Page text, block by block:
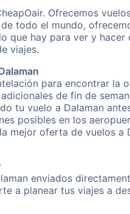
Ofrecemos
todo el mundo,
que hay para ver y
viajes.
para encontrar la
de fin de
tu vuelo a Dalaman
posibles en los
mejor oferta de vuelos a
enviados
a planear tus viajes a